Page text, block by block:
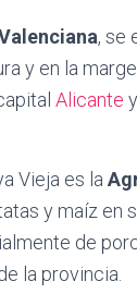
, se
y en la
Alicante
Vieja es la
y maíz en
de
la provincia.